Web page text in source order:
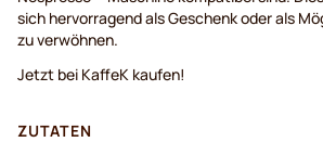
sich hervorragend als Geschenk oder als
zu verwöhnen.
Jetzt bei KaffeK kaufen!
ZUTATEN